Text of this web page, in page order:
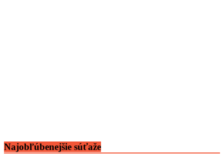
Najobľúbenejšie súťaže